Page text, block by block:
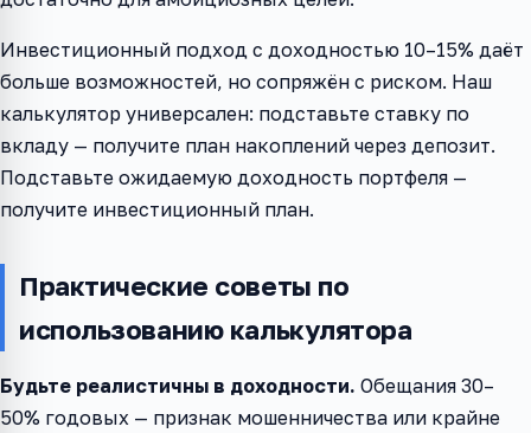
Инвестиционный подход с доходностью 10–15% даёт
больше возможностей, но сопряжён с риском. Наш
калькулятор универсален: подставьте ставку по
вкладу — получите план накоплений через депозит.
Подставьте ожидаемую доходность портфеля —
получите инвестиционный план.
Практические советы по
использованию калькулятора
Будьте реалистичны в доходности. Обещания 30–
50% годовых — признак мошенничества или крайне